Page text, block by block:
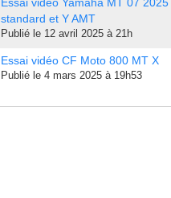
standard et Y AMT
Publié le 12 avril 2025 à 21h
Essai vidéo CF Moto 800 MT X
Publié le 4 mars 2025 à 19h53